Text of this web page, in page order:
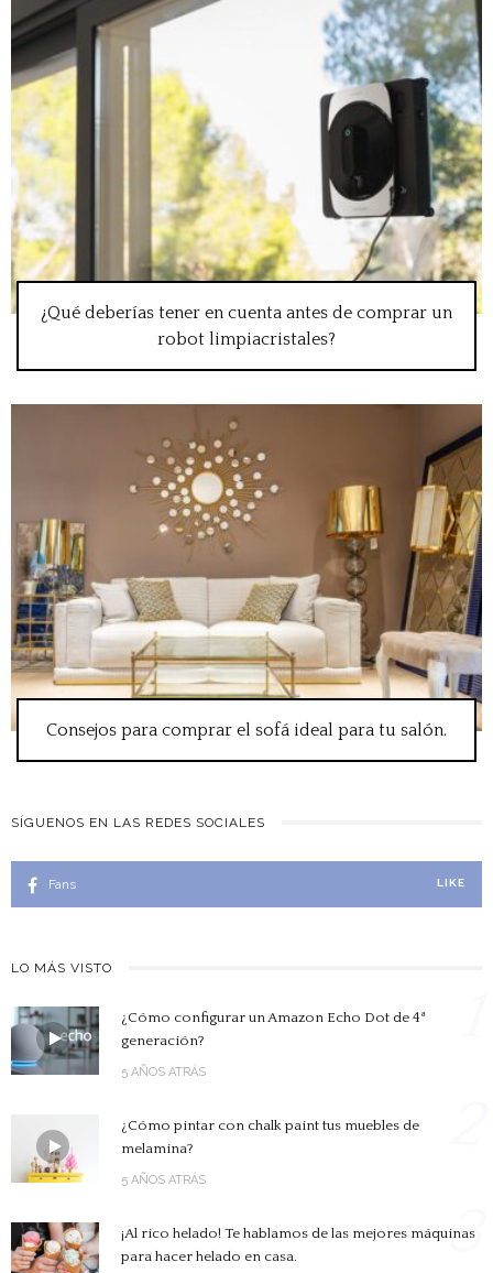
¿Qué deberías tener en cuenta antes de comprar un
robot limpiacristales?
Consejos para comprar el sofá ideal para tu salón.
SÍGUENOS EN LAS REDES SOCIALES
Fans LIKE
LO MÁS VISTO
¿Cómo configurar un Amazon Echo Dot de 4ª
generación?
5 AÑOS ATRÁS
¿Cómo pintar con chalk paint tus muebles de
melamina?
5 AÑOS ATRÁS
¡Al rico helado! Te hablamos de las mejores máquinas
para hacer helado en casa.
3